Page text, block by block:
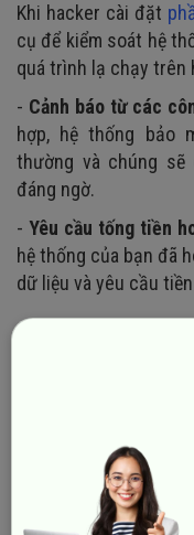
Khi hacker cài đặt
cụ để kiểm soát hệ
quá trình lạ chạy trên
- Cảnh báo từ các
hợp, hệ thống bảo
thường và chúng
đáng ngờ.
- Yêu cầu tống tiền
hệ thống của bạn đã
dữ liệu và yêu cầu